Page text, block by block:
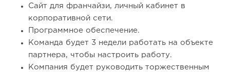
Сайт для франчайзи, личный кабинет в
корпоративной сети.
Программное обеспечение.
Команда будет 3 недели работать на объекте
партнера, чтобы настроить работу.
Компания будет руководить торжественным